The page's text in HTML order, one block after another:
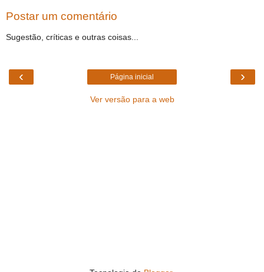
Postar um comentário
Sugestão, críticas e outras coisas...
‹ ›
Página inicial
Ver versão para a web